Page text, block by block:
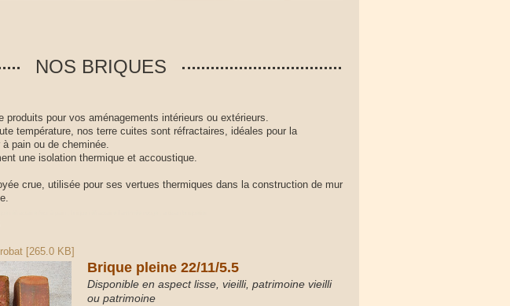
NOS BRIQUES
produits pour vos aménagements intérieurs ou extérieurs.
température, nos terre cuites sont réfractaires, idéales pour la
pain ou de cheminée.
une isolation thermique et accoustique.
crue, utilisée pour ses vertues thermiques dans la construction de mur
[265.0 KB]
Brique pleine 22/11/5.5
Disponible en aspect lisse, vieilli, patrimoine vieilli
ou patrimoine